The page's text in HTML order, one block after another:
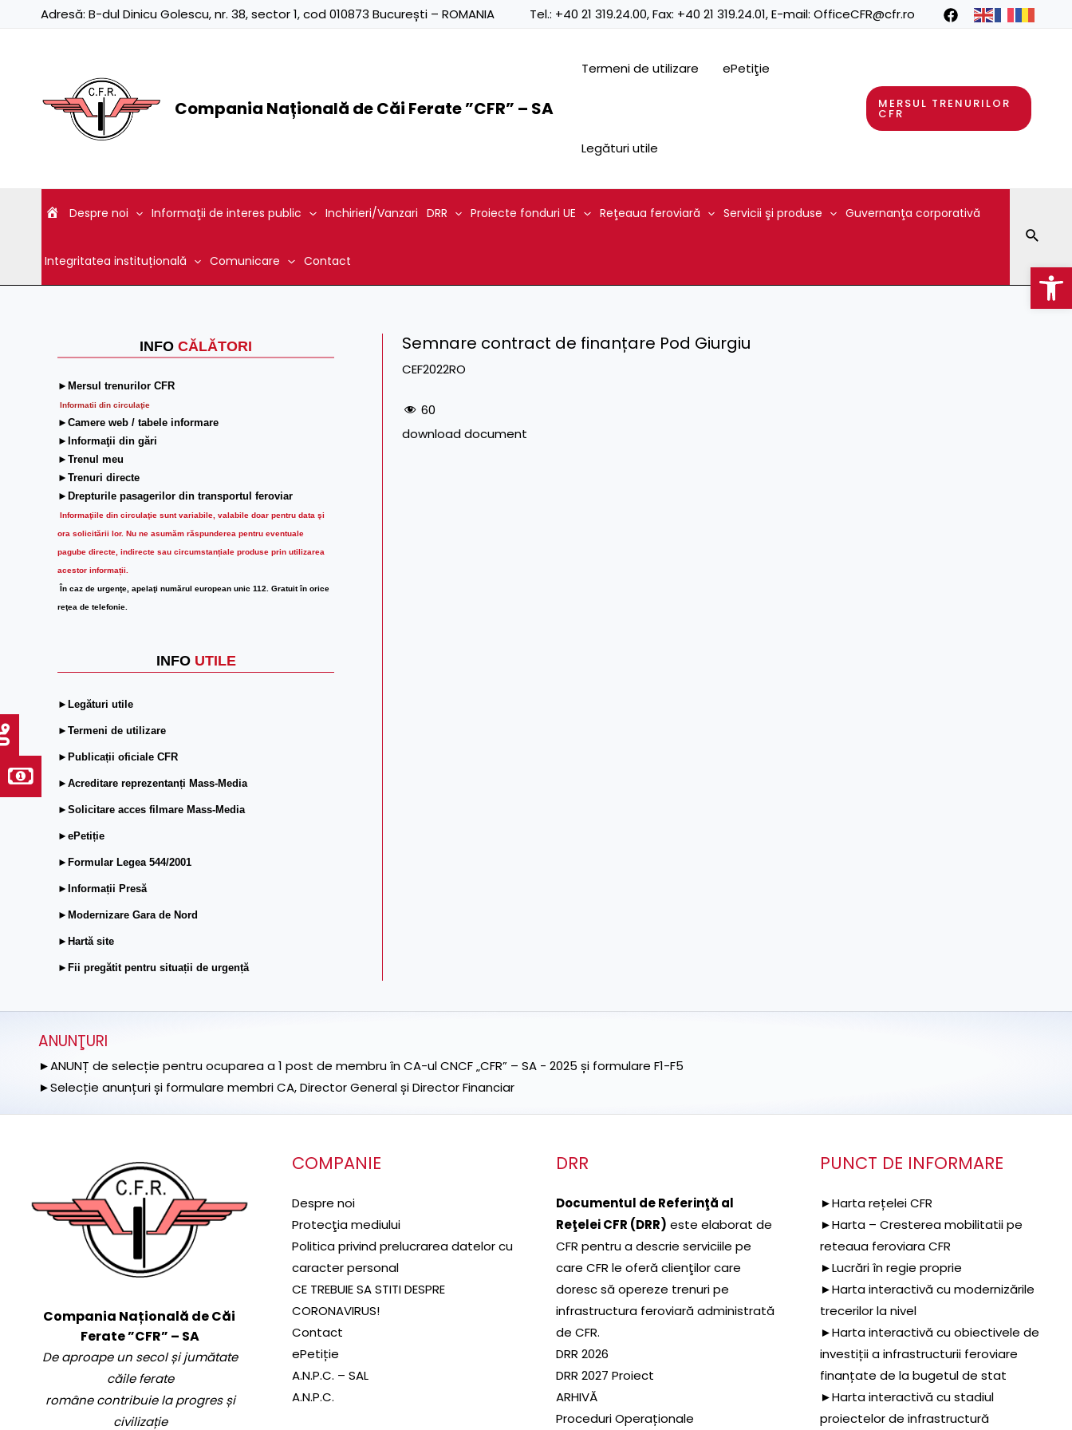
Adresă: B-dul Dinicu Golescu, nr. 38, sector 1, cod 010873 București – ROMANIA Tel.: +40 21 319.24.00, Fax: +40 21 319.24.01, E-mail: OfficeCFR@cfr.ro
Compania Națională de Căi Ferate ”CFR” – SA
Termeni de utilizare ePetiţie
Legături utile
MERSUL TRENURILOR
CFR
Despre noi Informaţii de interes public Inchirieri/Vanzari DRR Proiecte fonduri UE Reţeaua feroviară Servicii şi produse Guvernanţa corporativă
Integritatea instituțională Comunicare Contact
INFO CĂLĂTORI
►Mersul trenurilor CFR
Informatii din circulaţie
►Camere web / tabele informare
►Informaţii din gări
►Trenul meu
►Trenuri directe
►Drepturile pasagerilor din transportul feroviar
Informaţiile din circulaţie sunt variabile, valabile doar pentru data şi
ora solicitării lor. Nu ne asumăm răspunderea pentru eventuale
pagube directe, indirecte sau circumstanțiale produse prin utilizarea
acestor informații.
În caz de urgenţe, apelaţi numărul european unic 112. Gratuit în orice
reţea de telefonie.
INFO UTILE
►Legături utile
►Termeni de utilizare
►Publicații oficiale CFR
►Acreditare reprezentanți Mass-Media
►Solicitare acces filmare Mass-Media
►ePetiție
►Formular Legea 544/2001
►Informații Presă
►Modernizare Gara de Nord
►Hartă site
►Fii pregătit pentru situații de urgență
Semnare contract de finanțare Pod Giurgiu
CEF2022RO
60
download document
ANUNŢURI
►ANUNȚ de selecție pentru ocuparea a 1 post de membru în CA-ul CNCF „CFR” – SA - 2025 și formulare F1-F5
►Selecție anunțuri și formulare membri CA, Director General și Director Financiar
Compania Națională de Căi
Ferate ”CFR” – SA
De aproape un secol și jumătate
căile ferate
române contribuie la progres și
civilizație
COMPANIE
Despre noi
Protecţia mediului
Politica privind prelucrarea datelor cu
caracter personal
CE TREBUIE SA STITI DESPRE
CORONAVIRUS!
Contact
ePetiție
A.N.P.C. – SAL
A.N.P.C.
DRR
Documentul de Referinţă al
Reţelei CFR (DRR) este elaborat de
CFR pentru a descrie serviciile pe
care CFR le oferă clienţilor care
doresc să opereze trenuri pe
infrastructura feroviară administrată
de CFR.
DRR 2026
DRR 2027 Proiect
ARHIVĂ
Proceduri Operaționale
PUNCT DE INFORMARE
►Harta rețelei CFR
►Harta – Cresterea mobilitatii pe
reteaua feroviara CFR
►Lucrări în regie proprie
►Harta interactivă cu modernizările
trecerilor la nivel
►Harta interactivă cu obiectivele de
investiții a infrastructurii feroviare
finanțate de la bugetul de stat
►Harta interactivă cu stadiul
proiectelor de infrastructură